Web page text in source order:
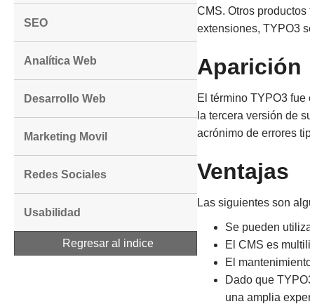
SEO
Analítica Web
Desarrollo Web
Marketing Movil
Redes Sociales
Usabilidad
Regresar al indice
CMS. Otros
extensiones, TYPO3
Aparición
El término TYPO3
la tercera versión de
acrónimo de errores
Ventajas
Las siguientes son
Se pueden
El CMS es
El
Dado que
una amplia